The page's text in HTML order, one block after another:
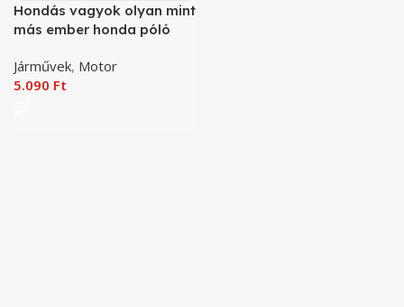
Hondás vagyok olyan mint
más ember honda póló
Járművek, Motor
5.090 Ft